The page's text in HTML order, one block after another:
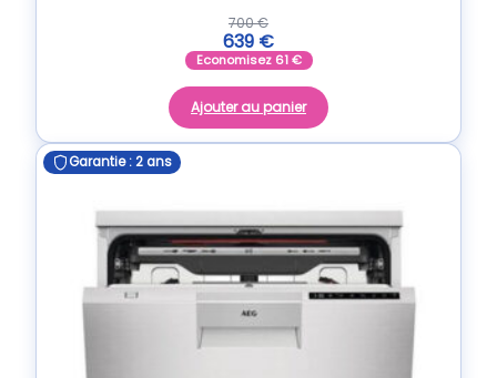
700€
639 €
Economisez 61€
Ajouter au panier
Garantie : 2 ans